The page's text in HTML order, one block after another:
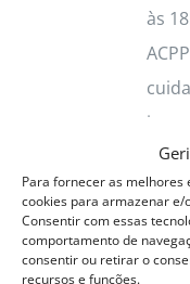
Para fornecer as melhores
cookies para armazenar
Consentir com essas
comportamento de
consentir ou retirar o
recursos e funções.
às
e
e